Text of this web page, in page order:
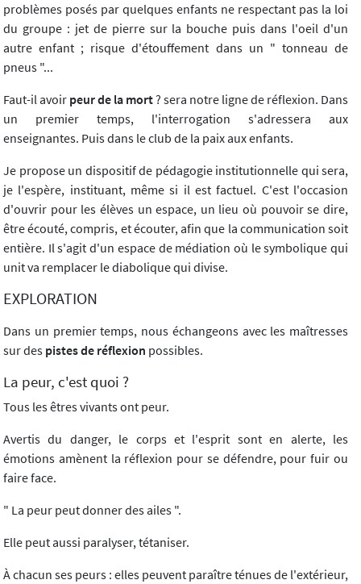
problèmes posés par quelques enfants ne respectant pas la loi
du groupe : jet de pierre sur la bouche puis dans l'oeil d'un
autre enfant ; risque d'étouffement dans un " tonneau de
pneus "...
Faut-il avoir peur de la mort? sera notre ligne de réflexion. Dans
un premier temps, l'interrogation s'adressera aux
enseignantes. Puis dans le club de la paix aux enfants.
Je propose un dispositif de pédagogie institutionnelle qui sera,
je l'espère, instituant, même si il est factuel. C'est l'occasion
d'ouvrir pour les élèves un espace, un lieu où pouvoir se dire,
être écouté, compris, et écouter, afin que la communication soit
entière. Il s'agit d'un espace de médiation où le symbolique qui
unit va remplacer le diabolique qui divise.
EXPLORATION
Dans un premier temps, nous échangeons avec les maîtresses
sur des pistes de réflexion possibles.
La peur, c'est quoi ?
Tous les êtres vivants ont peur.
Avertis du danger, le corps et l'esprit sont en alerte, les
émotions amènent la réflexion pour se défendre, pour fuir ou
faire face.
" La peur peut donner des ailes ".
Elle peut aussi paralyser, tétaniser.
À chacun ses peurs : elles peuvent paraître ténues de l'extérieur,